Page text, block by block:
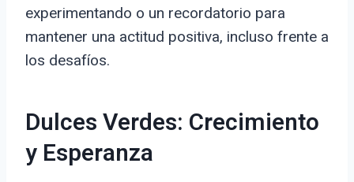
experimentando o un recordatorio para
mantener una actitud positiva, incluso frente a
los desafíos.
Dulces Verdes: Crecimiento
y Esperanza